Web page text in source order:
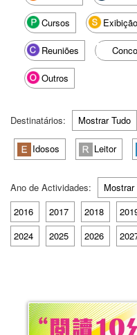
Cursos
Reuniões
Outros
Destinatários: Mostrar Tudo
Idosos Leitor
Ano de Actividades: Mostrar
2016
2017 2018
2024
2025 2026